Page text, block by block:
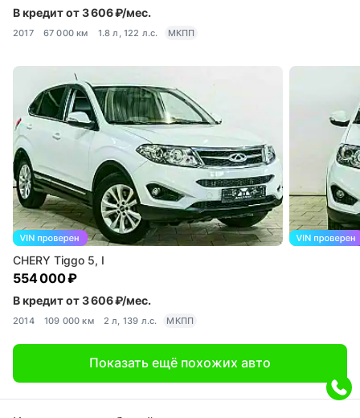
В кредит от 3 606 ₽/мес.
2017 67 000 км 1.8 л, 122 л.с. МКПП
CHERY Tiggo 5, I
554 000 ₽
В кредит от 3 606 ₽/мес.
2014 109 000 км 2 л, 139 л.с. МКПП
Показать ещё похожих авто